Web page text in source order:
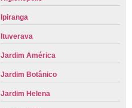
Ipiranga
Ituverava
Jardim América
Jardim Botânico
Jardim Helena